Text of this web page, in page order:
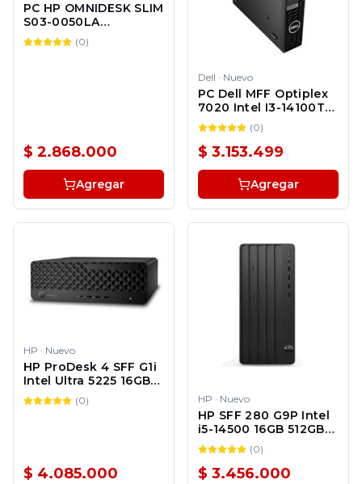
PC HP OMNIDESK SLIM
S03-0050LA
94C21AA#ABA
(0)
$ 2.868.000
Agregar
Dell · Nuevo
PC Dell MFF Optiplex
7020 Intel I3-14100T
8GB 256GB SSD win 11
Pro 3Y + E2222HS
(0)
$ 3.153.499
Agregar
HP · Nuevo
HP ProDesk 4 SFF G1i
Intel Ultra 5225 16GB
512GB SSD Windows
11 Pro 1Y + UJ0F4E 3Y
(0)
$ 4.085.000
HP · Nuevo
HP SFF 280 G9P Intel
i5-14500 16GB 512GB
SSD Windows 11 Pro
1Y
(0)
$ 3.456.000